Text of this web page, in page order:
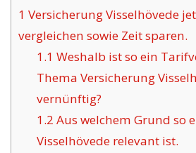
1 Versicherung Visselhövede
vergleichen sowie Zeit sparen.
1.1 Weshalb ist so ein
Thema Versicherung
vernünftig?
1.2 Aus welchem Grund so
Visselhövede relevant ist.